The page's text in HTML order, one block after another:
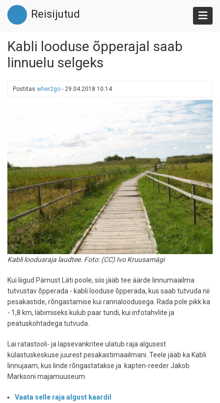
Liigu
edasi
põhisisu
Reisijutud
Kabli looduse õpperajal saab
linnuelu selgeks
Postitas wher2go - 29.04.2018 10:14
Kabli loodusraja laudtee. Foto: (CC) Ivo Kruusamägi
Kui liigud Pärnust Läti poole, siis jääb tee äärde linnumaailma
tutvustav õpperada - kabli looduse õpperada, kus saab tutvuda nii
pesakastide, rõngastamise kui rannaloodusega. Rada pole pikk ka
- 1,8 km, läbimiseks kulub paar tundi, kui infotahvlite ja
peatuskohtadega tutvuda.
Lai ratastooli- ja lapsevankritee ulatub raja algusest
külastuskeskuse juurest pesakastimaailmani. Teele jääb ka Kabli
linnujaam, kus linde rõngastatakse ja kapten-reeder Jakob
Marksoni majamuuseum.
Vaata selle raja algust kaardil